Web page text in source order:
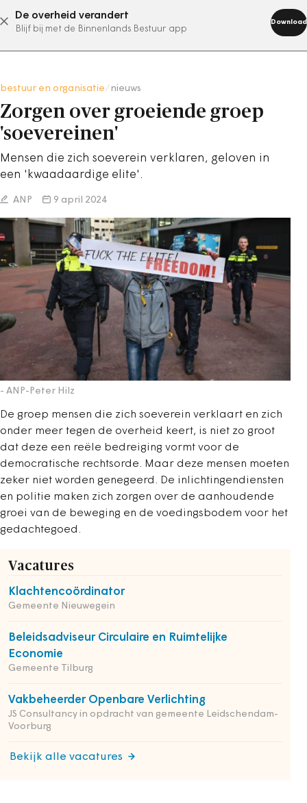
De overheid verandert
Blijf bij met de Binnenlands Bestuur app
Download
abonneer nu
bestuur en organisatie nieuws
Zorgen over groeiende groep
'soevereinen'
Mensen die zich soeverein verklaren, geloven in
een 'kwaadaardige elite'.
ANP 9 april 2024
- ANP-Peter Hilz
De groep mensen die zich soeverein verklaart en zich
onder meer tegen de overheid keert, is niet zo groot
dat deze een reële bedreiging vormt voor de
democratische rechtsorde. Maar deze mensen moeten
zeker niet worden genegeerd. De inlichtingendiensten
en politie maken zich zorgen over de aanhoudende
groei van de beweging en de voedingsbodem voor het
gedachtegoed.
Vacatures
Klachtencoördinator
Gemeente Nieuwegein
Beleidsadviseur Circulaire en Ruimtelijke
Economie
Gemeente Tilburg
Vakbeheerder Openbare Verlichting
JS Consultancy in opdracht van gemeente Leidschendam-
Voorburg
Bekijk alle vacatures